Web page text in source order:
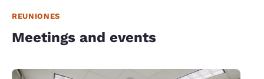
REUNIONES
Meetings and events